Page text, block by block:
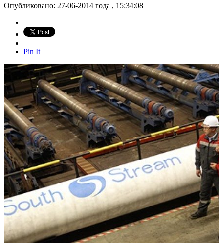
Опубликовано: 27-06-2014 года , 15:34:08
Pin It